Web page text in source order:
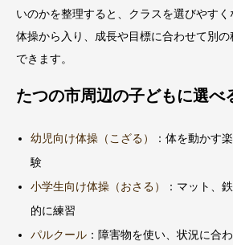
いのかを整理すると、クラスを選びやす
体操から入り、成長や目標に合わせて別
できます。
たつの市周辺の子どもに選べ
幼児向け体操（こざる）
：体を動かす
験
小学生向け体操（おさる）
：マット、
的に練習
パルクール ：障害物を使い、状況に合